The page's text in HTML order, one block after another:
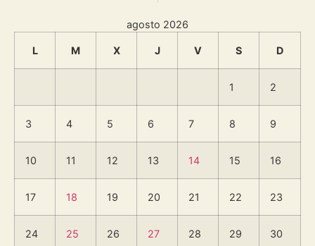
agosto 2026
L M X J V S D
1 2
3 4 5 6 7 8 9
10 11 12 13 14 15 16
17 18 19 20 21 22 23
24 25 26 27 28 29 30